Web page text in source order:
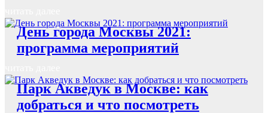
День города Москвы 2021:
программа мероприятий
Парк Акведук в Москве: как
добраться и что посмотреть